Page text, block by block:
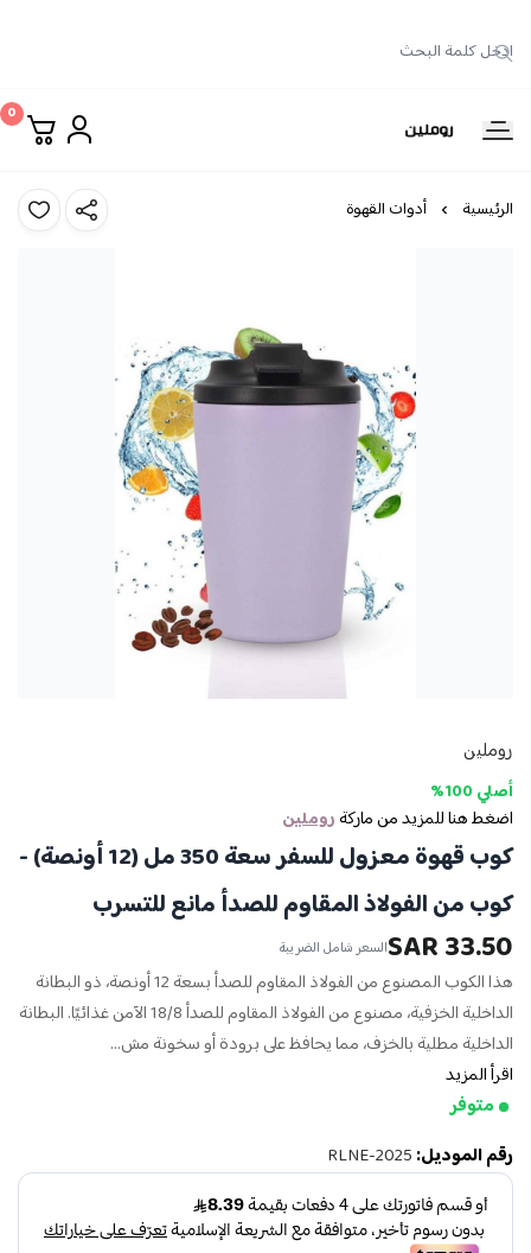
روملين
0
الرئيسية أدوات القهوة
روملين
أصلي 100%
اضغط هنا للمزيد من ماركةروملين
كوب قهوة معزول للسفر سعة 350 مل (12 أونصة) -
كوب من الفولاذ المقاوم للصدأ مانع للتسرب
33.50 SAR السعر شامل الضريبة
هذا الكوب المصنوع من الفولاذ المقاوم للصدأ بسعة 12 أونصة، ذو البطانة
الداخلية الخزفية، مصنوع من الفولاذ المقاوم للصدأ 18/8 الآمن غذائيًا. البطانة
الداخلية مطلية بالخزف، مما يحافظ على برودة أو سخونة مش...
اقرأ المزيد
متوفر
رقم الموديل: RLNE-2025